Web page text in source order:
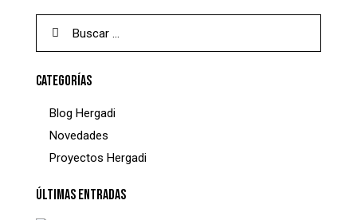
CATEGORÍAS
Blog Hergadi
Novedades
Proyectos Hergadi
ÚLTIMAS ENTRADAS